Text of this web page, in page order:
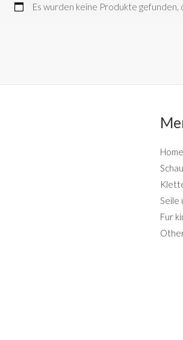
Es wurden keine Produkte
Home
Seile
Fur